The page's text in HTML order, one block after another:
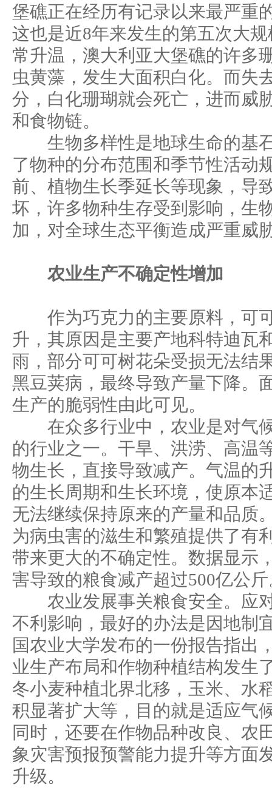
堡礁正在经历有记录以来最严重
这也是近8年来发生的第五次大
常升温，澳大利亚大堡礁的许多
虫黄藻，发生大面积白化。而失
分，白化珊瑚就会死亡，进而威
和食物链。
生物多样性是地球生命的基
了物种的分布范围和季节性活动
前、植物生长季延长等现象，导
坏，许多物种生存受到影响，生
加，对全球生态平衡造成严重威
农业生产不确定性增加
作为巧克力的主要原料，可
升，其原因是主要产地科特迪瓦
雨，部分可可树花朵受损无法结
黑豆荚病，最终导致产量下降。
生产的脆弱性由此可见。
在众多行业中，农业是对气
的行业之一。干旱、洪涝、高温
物生长，直接导致减产。气温的
的生长周期和生长环境，使原本
无法继续保持原来的产量和品质
为病虫害的滋生和繁殖提供了有
带来更大的不确定性。数据显示
害导致的粮食减产超过500亿公
农业发展事关粮食安全。应
不利影响，最好的办法是因地制
国农业大学发布的一份报告指出
业生产布局和作物种植结构发生
冬小麦种植北界北移，玉米、水
积显著扩大等，目的就是适应气
同时，还要在作物品种改良、农
象灾害预报预警能力提升等方面
升级。